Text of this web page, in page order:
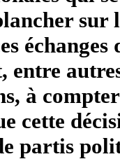
entre
à
cette
partis